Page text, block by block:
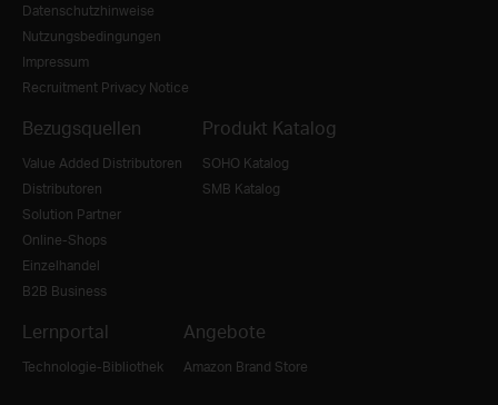
Datenschutzhinweise
Nutzungsbedingungen
Impressum
Recruitment Privacy Notice
Bezugsquellen
Value Added Distributoren
Distributoren
Solution Partner
Online-Shops
Einzelhandel
B2B Business
Produkt Katalog
SOHO Katalog
SMB Katalog
Lernportal
Technologie-Bibliothek
Angebote
Amazon Brand Store